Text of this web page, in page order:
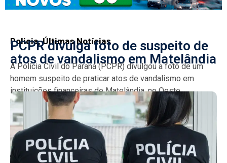
Policia,Últimas Notícias
PCPR divulga foto de suspeito de
atos de vandalismo em Matelândia
A Polícia Civil do Paraná (PCPR) divulgou a foto de um
homem suspeito de praticar atos de vandalismo em
instituições financeiras de Matelândia, no Oeste...